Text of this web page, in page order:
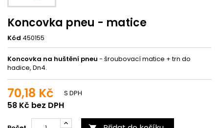
Koncovka pneu - matice
Kód 450155
Koncovka na huštění pneu - šroubovací matice + trn do
hadice, Dn4.
70,18 Kč
58 Kč bez DPH
S DPH